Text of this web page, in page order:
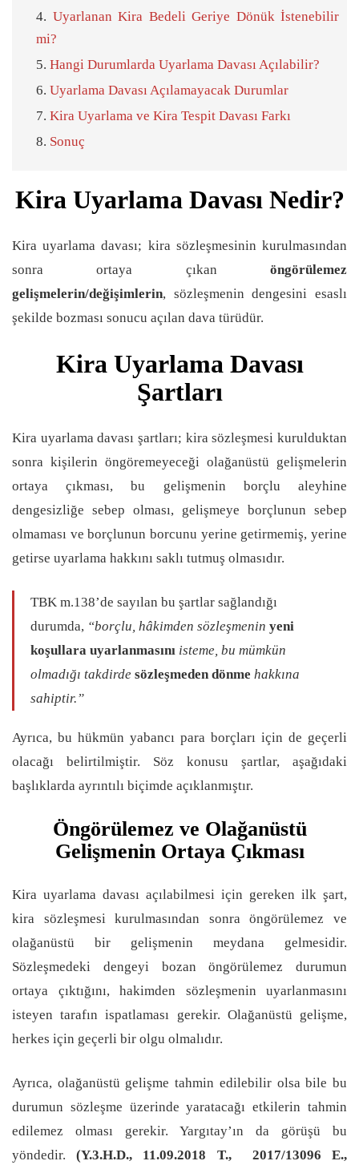
Uyarlanan Kira Bedeli Geriye Dönük İstenebilir
mi?
Hangi Durumlarda Uyarlama Davası Açılabilir?
Uyarlama Davası Açılamayacak Durumlar
Kira Uyarlama ve Kira Tespit Davası Farkı
Sonuç
Kira Uyarlama Davası Nedir?
Kira uyarlama davası; kira sözleşmesinin kurulmasından
sonra ortaya çıkan öngörülemez
gelişmelerin/değişimlerin, sözleşmenin dengesini esaslı
şekilde bozması sonucu açılan dava türüdür.
Kira Uyarlama Davası
Şartları
Kira uyarlama davası şartları; kira sözleşmesi kurulduktan
sonra kişilerin öngöremeyeceği olağanüstü gelişmelerin
ortaya çıkması, bu gelişmenin borçlu aleyhine
dengesizliğe sebep olması, gelişmeye borçlunun sebep
olmaması ve borçlunun borcunu yerine getirmemiş, yerine
getirse uyarlama hakkını saklı tutmuş olmasıdır.
TBK m.138’de sayılan bu şartlar sağlandığı
durumda, “borçlu, hâkimden sözleşmenin yeni
koşullara uyarlanmasını isteme, bu mümkün
olmadığı takdirde sözleşmeden dönme hakkına
sahiptir.”
Ayrıca, bu hükmün yabancı para borçları için de geçerli
olacağı belirtilmiştir. Söz konusu şartlar, aşağıdaki
başlıklarda ayrıntılı biçimde açıklanmıştır.
Öngörülemez ve Olağanüstü
Gelişmenin Ortaya Çıkması
Kira uyarlama davası açılabilmesi için gereken ilk şart,
kira sözleşmesi kurulmasından sonra öngörülemez ve
olağanüstü bir gelişmenin meydana gelmesidir.
Sözleşmedeki dengeyi bozan öngörülemez durumun
ortaya çıktığını, hakimden sözleşmenin uyarlanmasını
isteyen tarafın ispatlaması gerekir. Olağanüstü gelişme,
herkes için geçerli bir olgu olmalıdır.
Ayrıca, olağanüstü gelişme tahmin edilebilir olsa bile bu
durumun sözleşme üzerinde yaratacağı etkilerin tahmin
edilemez olması gerekir. Yargıtay’ın da görüşü bu
yöndedir.
(Y.3.H.D., 11.09.2018 T., 2017/13096 E.,